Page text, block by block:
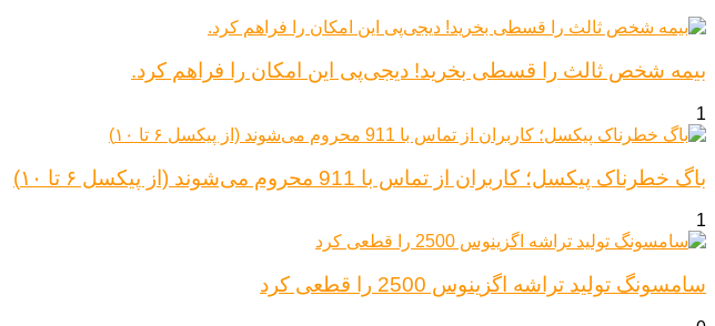
بیمه شخص ثالث را قسطی بخرید! دیجی‌پی این امکان را فراهم کرد.
1
باگ خطرناک پیکسل؛ کاربران از تماس با 911 محروم می‌شوند (از پیکسل ۶ تا ۱۰)
1
سامسونگ تولید تراشه اگزینوس 2500 را قطعی کرد